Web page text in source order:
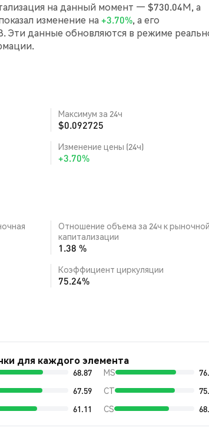
на данный момент — $730.04M, а
изменение на +3.70%, а его
Эти данные обновляются в режиме
Максимум за 24ч
$0.092725
Изменение цены (24ч)
+3.70%
Отношение объема за 24ч к рыночной
капитализации
1.38 %
Коэффициент циркуляции
75.24%
для каждого элемента
68.87 MS
67.59 CT
61.11 CS